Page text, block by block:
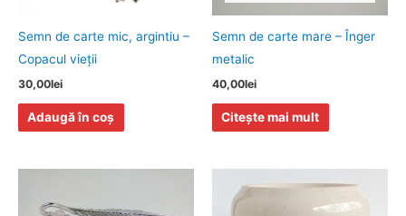
Semn de carte mic, argintiu –
Copacul vieţii
30,00lei
Adaugă în coș
Semn de carte mare – Înger
metalic
40,00lei
Citește mai mult
produs